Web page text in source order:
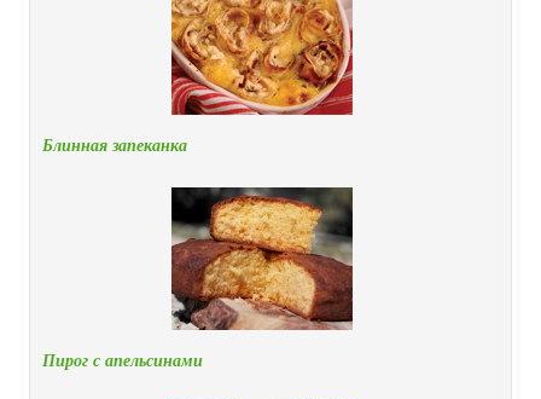
Блинная запеканка
Пирог с апельсинами